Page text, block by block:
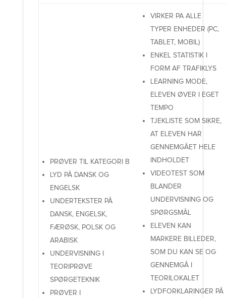
PRØVER TIL KATEGORI B
LYD PÅ DANSK OG
ENGELSK
UNDERTEKSTER PÅ
DANSK, ENGELSK,
FÆRØSK, POLSK OG
ARABISK
UNDERVISNING I
TEORIPRØVE
SPØRGETEKNIK
PRØVER I
VIRKER PA ALLE
TYPER ENHEDER (PC,
TABLET, MOBIL)
ENKEL STATISTIK I
FORM AF TRAFIKLYS
LEARNING MODE,
ELEVEN ØVER I EGET
TEMPO
TJEKLISTE SOM SIKRE,
AT ELEVEN HAR
GENNEMGÅET HELE
INDHOLDET
VIDEOTEST SOM
BLANDER
UNDERVISNING OG
SPØRGSMÅL
ELEVEN KAN
MARKERE BILLEDER,
SOM DU KAN SE OG
GENNEMGÅ I
TEORILOKALET
LYDFORKLARINGER PÅ